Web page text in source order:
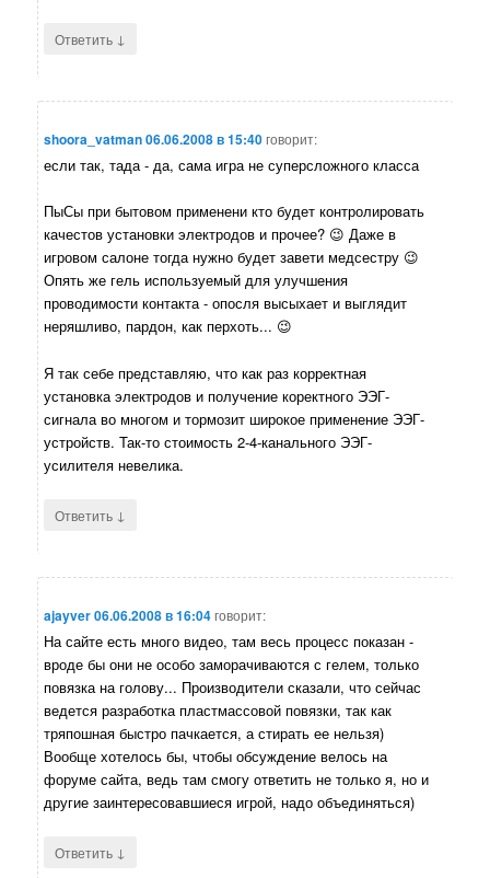
Ответить ↓
shoora_vatman06.06.2008 в 15:40говорит:
если так, тада - да, сама игра не суперсложного класса
ПыСы при бытовом применени кто будет контролировать
качестов установки электродов и прочее? 😉 Даже в
игровом салоне тогда нужно будет завети медсестру 😉
Опять же гель используемый для улучшения
проводимости контакта - опосля высыхает и выглядит
неряшливо, пардон, как перхоть... 😉
Я так себе представляю, что как раз корректная
установка электродов и получение коректного ЭЭГ-
сигнала во многом и тормозит широкое применение ЭЭГ-
устройств. Так-то стоимость 2-4-канального ЭЭГ-
усилителя невелика.
Ответить ↓
ajayver06.06.2008 в 16:04говорит:
На сайте есть много видео, там весь процесс показан -
вроде бы они не особо заморачиваются с гелем, только
повязка на голову... Производители сказали, что сейчас
ведется разработка пластмассовой повязки, так как
тряпошная быстро пачкается, а стирать ее нельзя)
Вообще хотелось бы, чтобы обсуждение велось на
форуме сайта, ведь там смогу ответить не только я, но и
другие заинтересовавшиеся игрой, надо объединяться)
Ответить ↓